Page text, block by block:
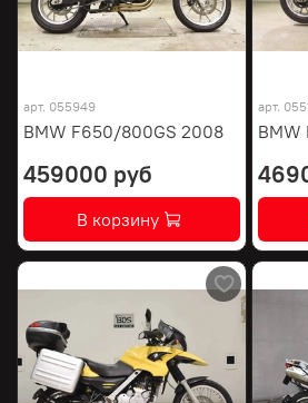
арт. 055949
BMW F650/800GS 2008
459000 руб
В корзину
арт.